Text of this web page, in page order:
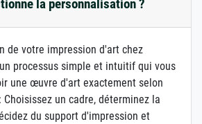
la personnalisation ?
de votre impression d'art chez
processus simple et intuitif qui vous
une œuvre d'art exactement selon
un cadre, déterminez la
du support d'impression et